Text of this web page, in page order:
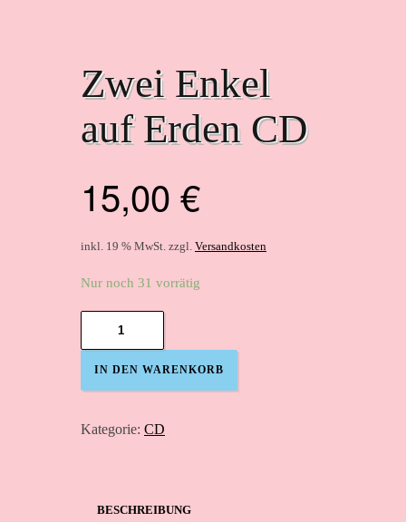
Zwei Enkel
auf Erden CD
15,00 €
inkl. 19 % MwSt. zzgl. Versandkosten
Nur noch 31 vorrätig
Erden
CD
IN DEN WARENKORB
Kategorie: CD
BESCHREIBUNG